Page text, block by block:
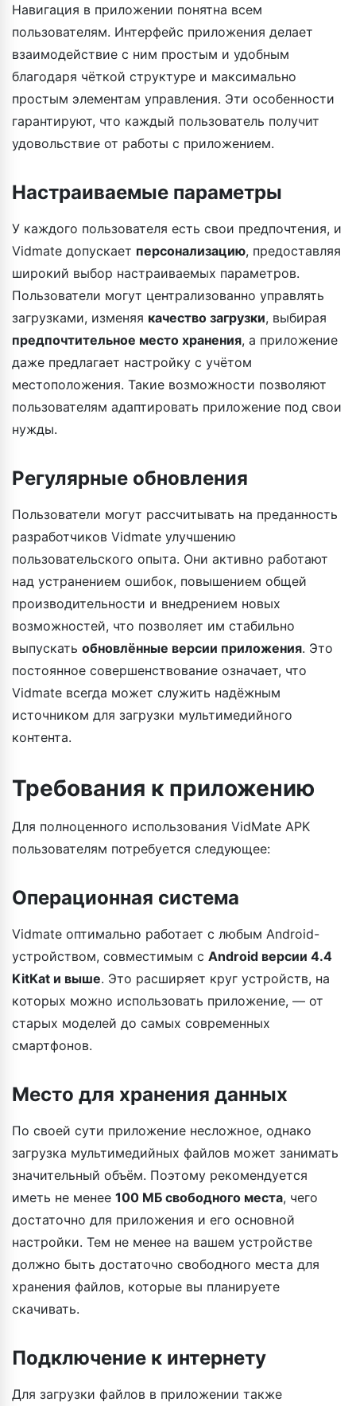
Навигация в приложении понятна всем
пользователям. Интерфейс приложения делает
взаимодействие с ним простым и удобным
благодаря чёткой структуре и максимально
простым элементам управления. Эти особенности
гарантируют, что каждый пользователь получит
удовольствие от работы с приложением.
Настраиваемые параметры
У каждого пользователя есть свои предпочтения, и
Vidmate допускает персонализацию, предоставляя
широкий выбор настраиваемых параметров.
Пользователи могут централизованно управлять
загрузками, изменяя качество загрузки, выбирая
предпочтительное место хранения, а приложение
даже предлагает настройку с учётом
местоположения. Такие возможности позволяют
пользователям адаптировать приложение под свои
нужды.
Регулярные обновления
Пользователи могут рассчитывать на преданность
разработчиков Vidmate улучшению
пользовательского опыта. Они активно работают
над устранением ошибок, повышением общей
производительности и внедрением новых
возможностей, что позволяет им стабильно
выпускать обновлённые версии приложения. Это
постоянное совершенствование означает, что
Vidmate всегда может служить надёжным
источником для загрузки мультимедийного
контента.
Требования к приложению
Для полноценного использования VidMate APK
пользователям потребуется следующее:
Операционная система
Vidmate оптимально работает с любым Android-
устройством, совместимым с Android версии 4.4
KitKat и выше. Это расширяет круг устройств, на
которых можно использовать приложение, — от
старых моделей до самых современных
смартфонов.
Место для хранения данных
По своей сути приложение несложное, однако
загрузка мультимедийных файлов может занимать
значительный объём. Поэтому рекомендуется
иметь не менее 100 МБ свободного места, чего
достаточно для приложения и его основной
настройки. Тем не менее на вашем устройстве
должно быть достаточно свободного места для
хранения файлов, которые вы планируете
скачивать.
Подключение к интернету
Для загрузки файлов в приложении также